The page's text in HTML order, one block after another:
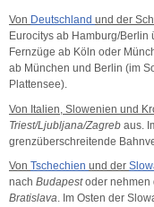
Von Deutschland und der
Eurocitys ab Hamburg/
Fernzüge ab Köln oder
ab München und Berlin (im
Plattensee).
Von Italien, Slowenien und
Triest/Ljubljana/Zagreb aus.
grenzüberschreitende
Von Tschechien und der
nach Budapestoder nehmen
Bratislava. Im Osten der